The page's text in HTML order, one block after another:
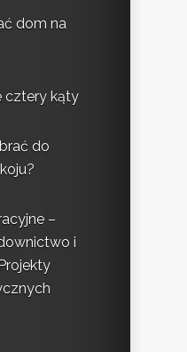
dom na
cztery kąty
do
–
i